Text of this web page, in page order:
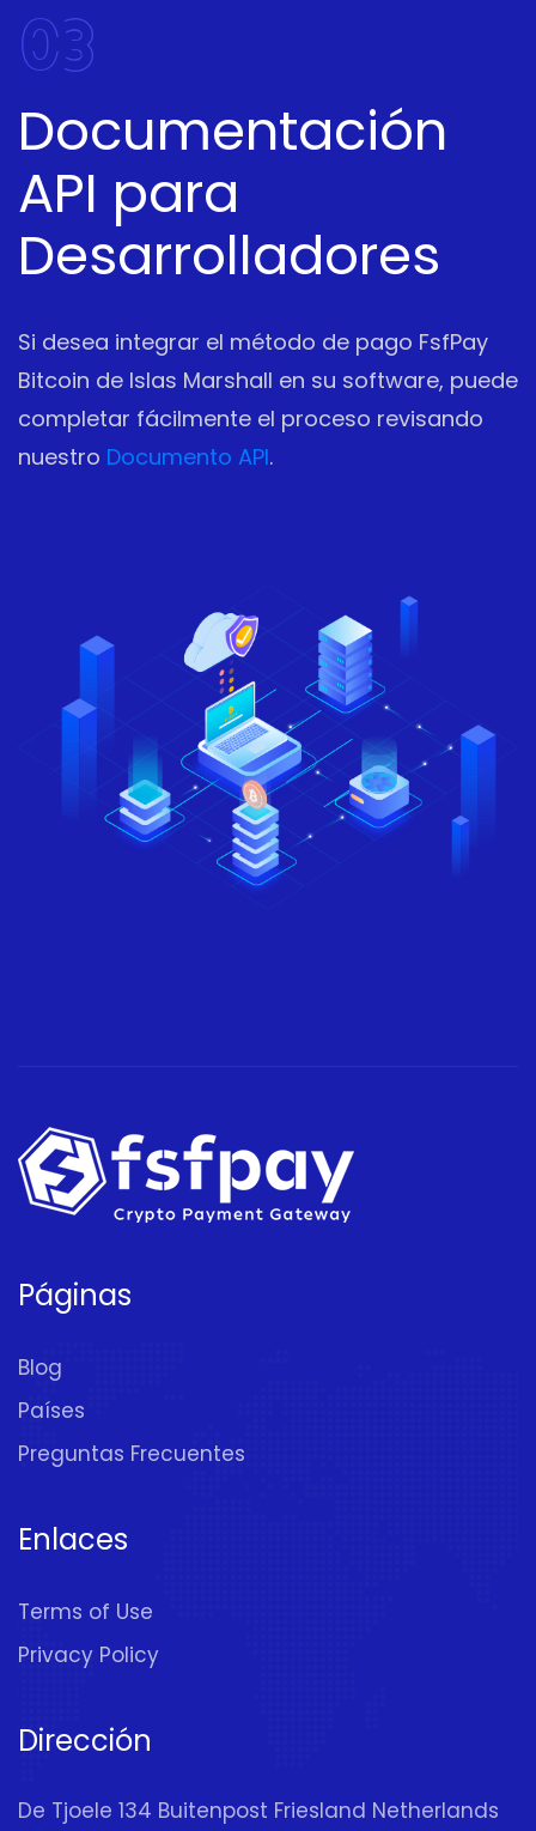
03
Documentación
API para
Desarrolladores
Si desea integrar el método de pago FsfPay
Bitcoin de Islas Marshall en su software, puede
completar fácilmente el proceso revisando
nuestro Documento API.
Páginas
Blog
Países
Preguntas Frecuentes
Enlaces
Terms of Use
Privacy Policy
Dirección
De Tjoele 134 Buitenpost Friesland Netherlands